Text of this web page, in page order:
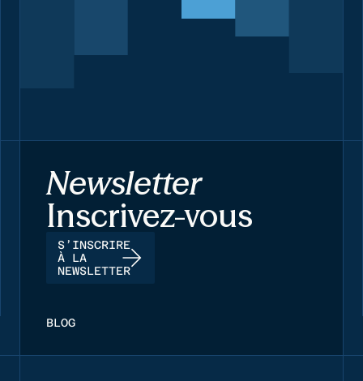
Newsletter
Inscrivez-vous
S’INSCRIRE
À LA
NEWSLETTER
BLOG